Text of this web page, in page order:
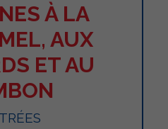
À LA
AUX
ET AU